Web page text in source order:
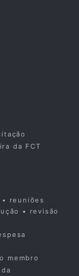
da FCT
reuniões
• revisão
membro